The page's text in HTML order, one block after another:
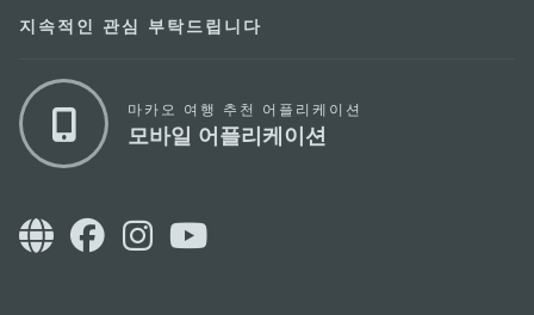
지속적인 관심 부탁드립니다
마카오 여행 추천 어플리케이션
모바일 어플리케이션